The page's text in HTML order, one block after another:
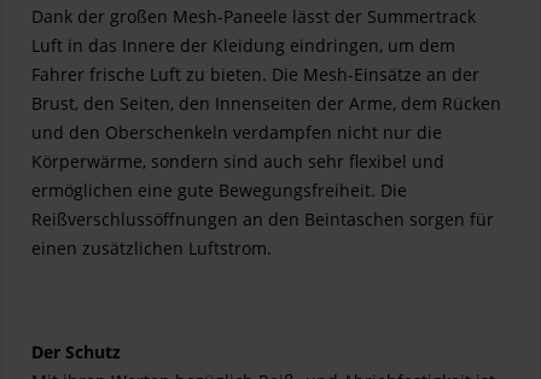
Dank der großen Mesh-Paneele lässt der Summertrack
Luft in das Innere der Kleidung eindringen, um dem
Fahrer frische Luft zu bieten. Die Mesh-Einsätze an der
Brust, den Seiten, den Innenseiten der Arme, dem Rücken
und den Oberschenkeln verdampfen nicht nur die
Körperwärme, sondern sind auch sehr flexibel und
ermöglichen eine gute Bewegungsfreiheit. Die
Reißverschlussöffnungen an den Beintaschen sorgen für
einen zusätzlichen Luftstrom.
Der Schutz